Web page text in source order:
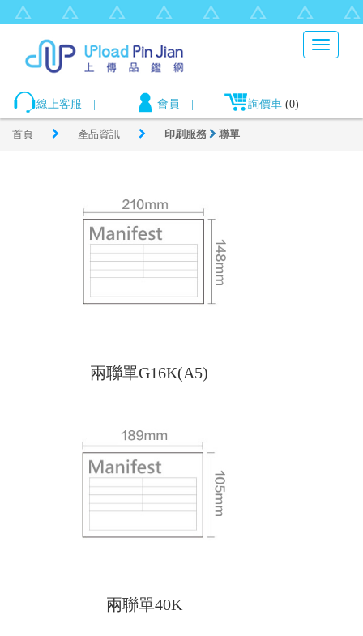
Toggle
線上客服 會員 詢價車 (0)
首頁 產品資訊 印刷服務 聯單
兩聯單G16K(A5)
兩聯單40K